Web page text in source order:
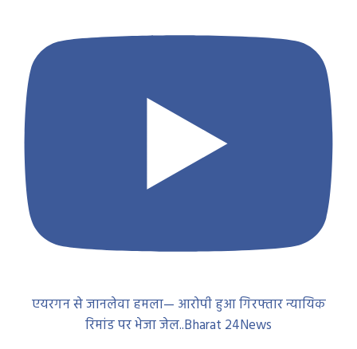
एयरगन से जानलेवा हमला— आरोपी हुआ गिरफ्तार न्यायिक
रिमांड पर भेजा जेल..Bharat 24News